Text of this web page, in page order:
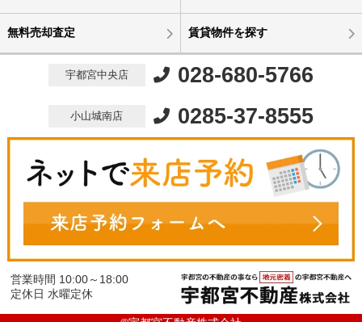
無料売却査定 賃貸物件を探す
宇都宮中央店 028-680-5766
小山城南店 0285-37-8555
営業時間 10:00～18:00
定休日 水曜定休